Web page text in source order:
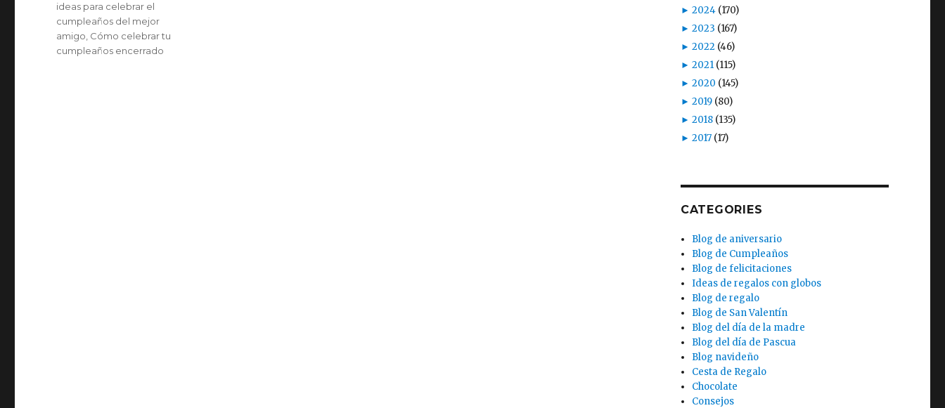
Tags
ideas para celebrar el
cumpleaños del mejor
amigo Cómo celebrar tu
cumpleaños encerrado
► 2024 (170)
► 2023 (167)
► 2022 (46)
► 2021 (115)
► 2020 (145)
► 2019 (80)
► 2018 (135)
► 2017 (17)
CATEGORIES
Blog de aniversario
Blog de Cumpleaños
Blog de felicitaciones
Ideas de regalos con globos
Blog de regalo
Blog de San Valentín
Blog del día de la madre
Blog del día de Pascua
Blog navideño
Cesta de Regalo
Chocolate
Consejos